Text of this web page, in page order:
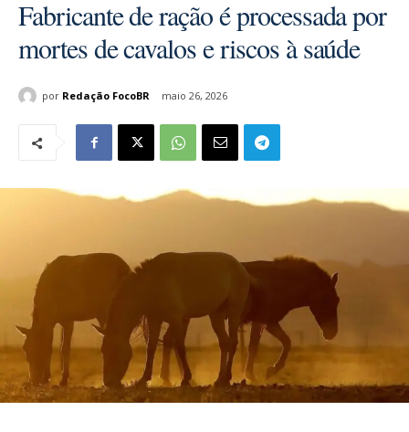
Fabricante de ração é processada por
mortes de cavalos e riscos à saúde
por Redação FocoBR maio 26, 2026